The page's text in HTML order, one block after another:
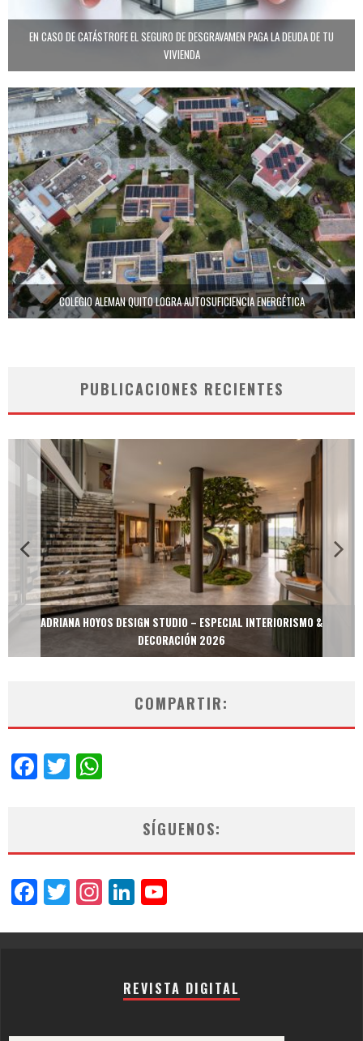
EN CASO DE CATÁSTROFE EL SEGURO DE DESGRAVAMEN PAGA LA DEUDA DE TU
VIVIENDA
COLEGIO ALEMAN QUITO LOGRA AUTOSUFICIENCIA ENERGÉTICA
PUBLICACIONES RECIENTES
ADRIANA HOYOS DESIGN STUDIO – ESPECIAL INTERIORISMO &
DECORACIÓN 2026
COMPARTIR:
Facebook
Twitter
SÍGUENOS:
Facebook
Twitter
Instagram
LinkedIn
REVISTA DIGITAL